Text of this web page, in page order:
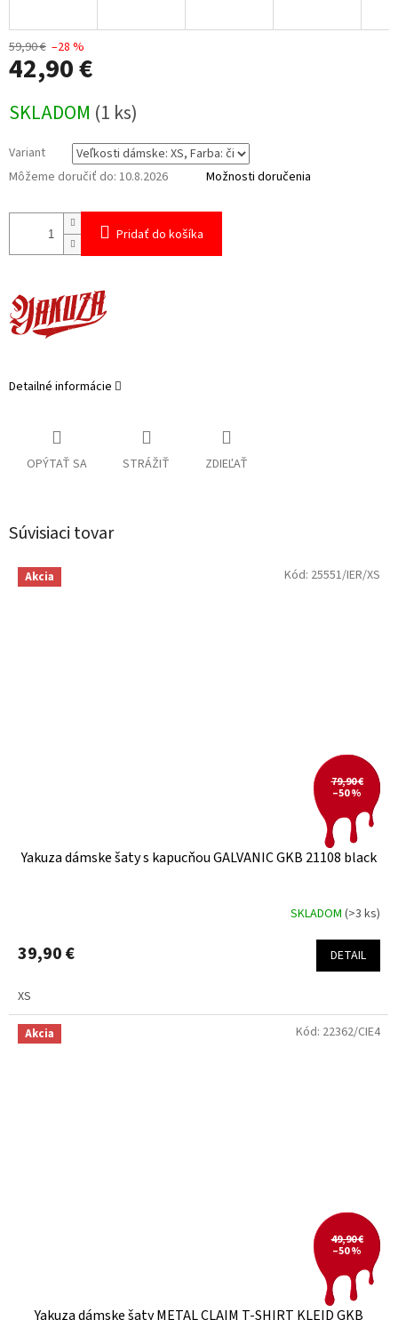
59,90 € –28 %
42,90 €
cena:
SKLADOM (1 ks)
Variant
Môžeme doručiť do: 10.8.2026 Možnosti doručenia
Pridať do košíka
Detailné informácie
OPÝTAŤ SA STRÁŽIŤ ZDIEĽAŤ
Súvisiaci tovar
Akcia
79,90 €
–50 %
Yakuza dámske šaty s kapucňou GALVANIC GKB 21108 black
SKLADOM (>3 ks)
39,90 € DETAIL
XS
Kód: 25551/IER/XS
Akcia
49,90 €
–50 %
Yakuza dámske šaty METAL CLAIM T-SHIRT KLEID GKB
Kód: 22362/CIE4